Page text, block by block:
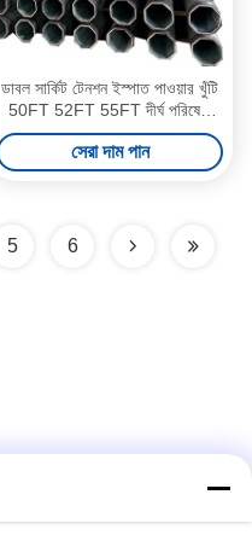
ডাবল সার্কিট টেনশন ইস্পাত পাওয়ার খুঁটি
50FT 52FT 55FT দীর্ঘ পরিষেবা
জীবন
সেরা দাম পান
5 6